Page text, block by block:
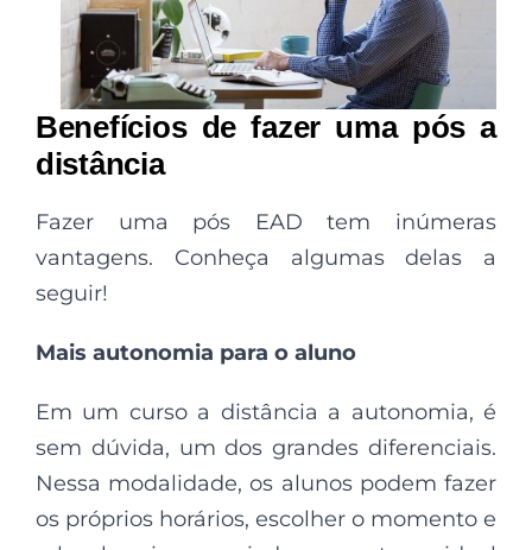
Benefícios de fazer uma pós a
distância
Fazer uma pós EAD tem inúmeras
vantagens. Conheça algumas delas a
seguir!
Mais autonomia para o aluno
Em um curso a distância a autonomia, é
sem dúvida, um dos grandes diferenciais.
Nessa modalidade, os alunos podem fazer
os próprios horários, escolher o momento e